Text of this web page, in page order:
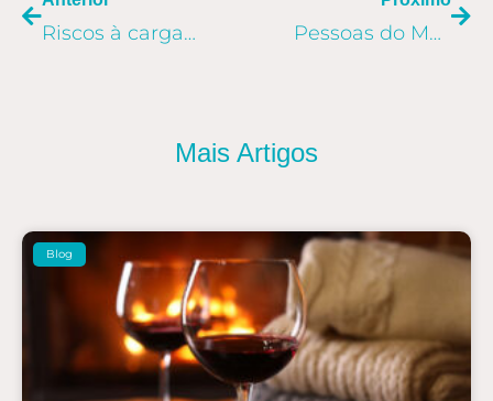
Riscos à carga internacional: a importância do seguro Pessoas do Mundo Allog: a China como novo horizonte
Mais Artigos
Blog